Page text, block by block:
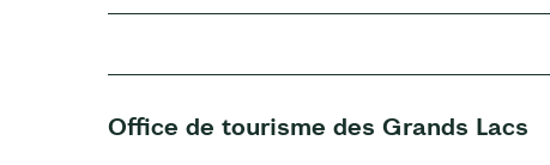
Office de tourisme des Grands Lacs